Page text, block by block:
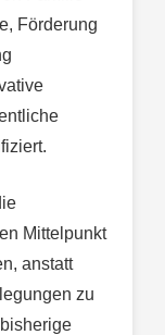
Förderung
Mittelpunkt
anstatt
zu